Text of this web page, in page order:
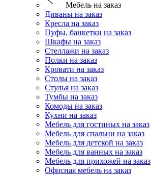
Мебель на заказ
Диваны на заказ
Кресла на заказ
Пуфы, банкетки на заказ
Шкафы на заказ
Стеллажи на заказ
Полки на заказ
Кровати на заказ
Столы на заказ
Стулья на заказ
Тумбы на заказ
Комоды на заказ
Кухни на заказ
Мебель для гостиных на заказ
Мебель для спальни на заказ
Мебель для детской на заказ
Мебель для ванных на заказ
Мебель для прихожей на заказ
Офисная мебель на заказ